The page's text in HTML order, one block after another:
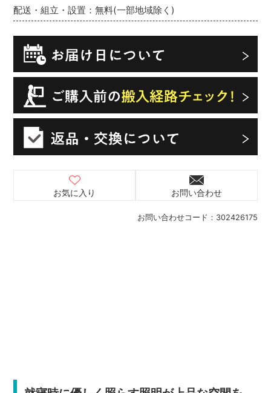
お問い合わせコード： 302426175
配送・組立・設置：無料(一部地域除く)
お気に入り お問い合わせ